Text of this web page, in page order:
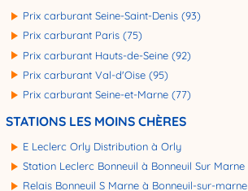
Prix carburant Seine-Saint-Denis (93)
Prix carburant Paris (75)
Prix carburant Hauts-de-Seine (92)
Prix carburant Val-d'Oise (95)
Prix carburant Seine-et-Marne (77)
STATIONS LES MOINS CHÈRES
E Leclerc Orly Distribution à Orly
Station Leclerc Bonneuil à Bonneuil Sur Marne
Relais Bonneuil S Marne à Bonneuil-sur-marne